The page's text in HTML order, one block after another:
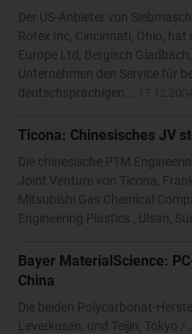
Der US-Anbieter von
Rotex Inc, Cincinnati, Ohio,
Europe Ltd, Bergisch
Unternehmen den Service für
deutschsprachigen...
Ticona: Chinesisches JV
Die chinesische PTM
Joint Venture von Ticona,
Mitsubishi Gas Chemical
Engineering Plastics , Ulsan,
Bayer MaterialScience:
China
Die beiden Polycarbonat-
Leverkusen, und Teijin, Tokyo